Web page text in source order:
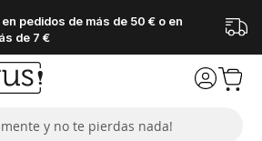
pedidos de más de 50 € o en
de 7 €